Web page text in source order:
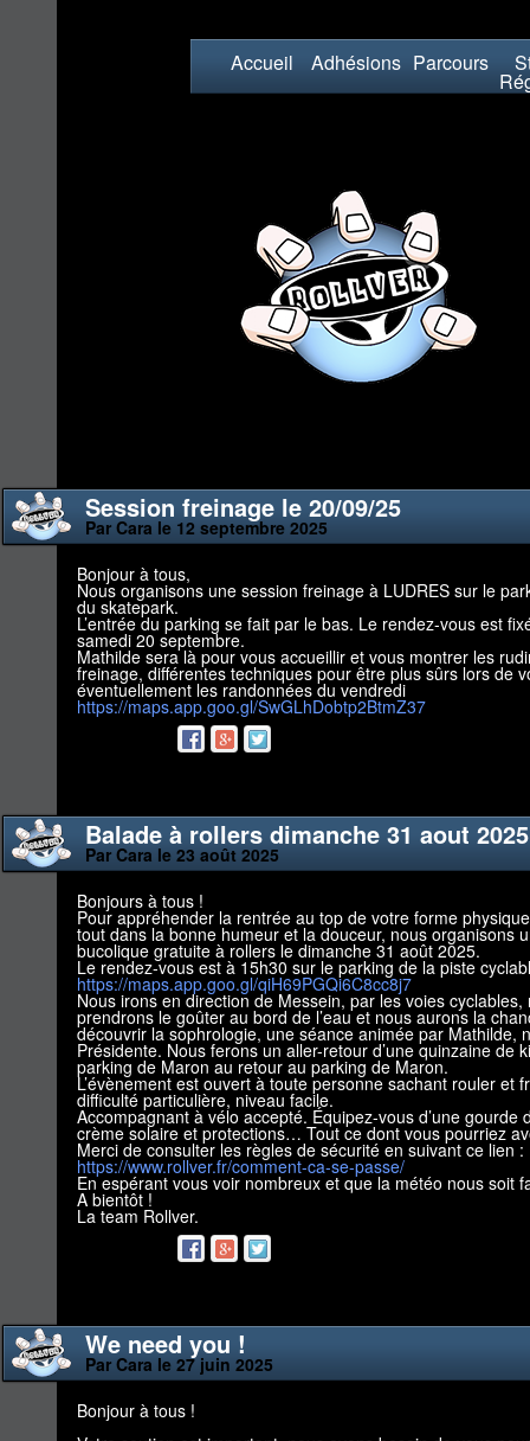
Accueil Adhésions Parcours
Session freinage le 20/09/25
Par Cara le 12 septembre 2025
Bonjour à tous,
Nous organisons une session freinage à LUDRES sur le
du skatepark.
L’entrée du parking se fait par le bas. Le rendez-vous est
samedi 20 septembre.
Mathilde sera là pour vous accueillir et vous montrer les
freinage, différentes techniques pour être plus sûrs lors de
éventuellement les randonnées du vendredi
https://maps.app.goo.gl/SwGLhDobtp2BtmZ37
Balade à rollers dimanche 31 aout 2025
Par Cara le 23 août 2025
Bonjours à tous !
Pour appréhender la rentrée au top de votre forme
tout dans la bonne humeur et la douceur, nous organisons
bucolique gratuite à rollers le dimanche 31 août 2025.
Le rendez-vous est à 15h30 sur le parking de la piste
https://maps.app.goo.gl/qiH69PGQi6C8cc8j7
Nous irons en direction de Messein, par les voies cyclables,
prendrons le goûter au bord de l’eau et nous aurons la
découvrir la sophrologie, une séance animée par Mathilde,
Présidente. Nous ferons un aller-retour d’une quinzaine de
parking de Maron au retour au parking de Maron.
L’évènement est ouvert à toute personne sachant rouler et
difficulté particulière, niveau facile.
Accompagnant à vélo accepté. Équipez-vous d’une gourde
crème solaire et protections… Tout ce dont vous pourriez
Merci de consulter les règles de sécurité en suivant ce lien :
https://www.rollver.fr/comment-ca-se-passe/
En espérant vous voir nombreux et que la météo nous soit
A bientôt !
La team Rollver.
We need you !
Par Cara le 27 juin 2025
Bonjour à tous !